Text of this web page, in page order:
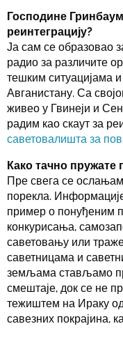
Господине
реинтеграцију?
Ја сам се образовао
радио за различите
тешким ситуацијама
Авганистану. Са
живео у Гвинеји и
радим као скаут за
саветовалишта за
Како тачно
Пре свега се
порекла.
пример о понуђеним
конкурисања,
саветовању или
саветницама и
земљама стављамо
смештаје, док се не
тежиштем на Ираку
савезних покрајина,